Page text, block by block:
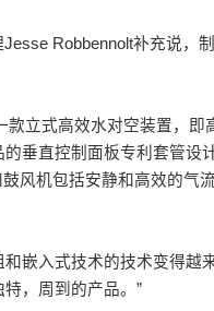
Robbennolt补充说，
款立式高效水对空装置，
垂直控制面板专利套管
风机包括安静和高效的气
和嵌入式技术的技术变得
，周到的产品。”